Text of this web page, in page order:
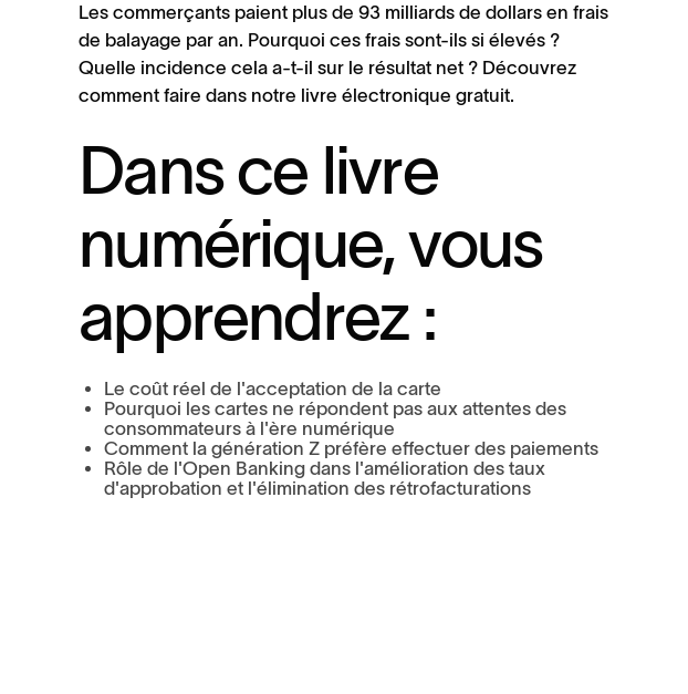
Les commerçants paient plus de 93 milliards de dollars en frais
de balayage par an. Pourquoi ces frais sont-ils si élevés ?
Quelle incidence cela a-t-il sur le résultat net ? Découvrez
comment faire dans notre livre électronique gratuit.
Dans ce livre
numérique, vous
apprendrez :
Le coût réel de l'acceptation de la carte
Pourquoi les cartes ne répondent pas aux attentes des
consommateurs à l'ère numérique
Comment la génération Z préfère effectuer des paiements
Rôle de l'Open Banking dans l'amélioration des taux
d'approbation et l'élimination des rétrofacturations